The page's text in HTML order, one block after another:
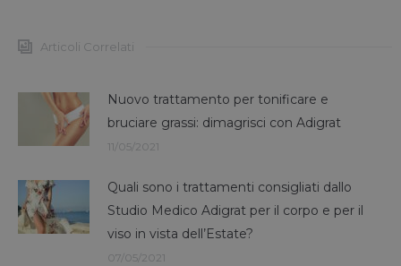
Articoli Correlati
Nuovo trattamento per tonificare e
bruciare grassi: dimagrisci con Adigrat
11/05/2021
Quali sono i trattamenti consigliati dallo
Studio Medico Adigrat per il corpo e per il
viso in vista dell’Estate?
07/05/2021